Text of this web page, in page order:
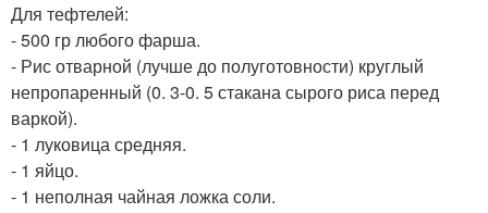
Для тефтелей:
- 500 гр любого фарша.
- Рис отварной (лучше до полуготовности) круглый
непропаренный (0. 3-0. 5 стакана сырого риса перед
варкой).
- 1 луковица средняя.
- 1 яйцо.
- 1 неполная чайная ложка соли.